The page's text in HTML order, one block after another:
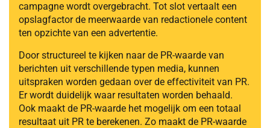
campagne wordt overgebracht. Tot slot vertaalt een
opslagfactor de meerwaarde van redactionele content
ten opzichte van een advertentie.
Door structureel te kijken naar de PR-waarde van
berichten uit verschillende typen media, kunnen
uitspraken worden gedaan over de effectiviteit van PR.
Er wordt duidelijk waar resultaten worden behaald.
Ook maakt de PR-waarde het mogelijk om een totaal
resultaat uit PR te berekenen. Zo maakt de PR-waarde